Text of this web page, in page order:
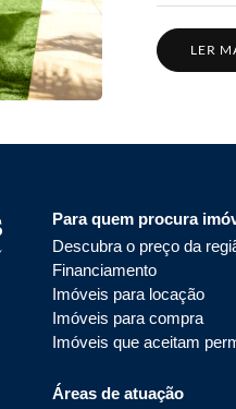
LER
Para quem procura
Descubra o preço da
Financiamento
Imóveis para locação
Imóveis para compra
Imóveis que aceitam
Áreas de atuação